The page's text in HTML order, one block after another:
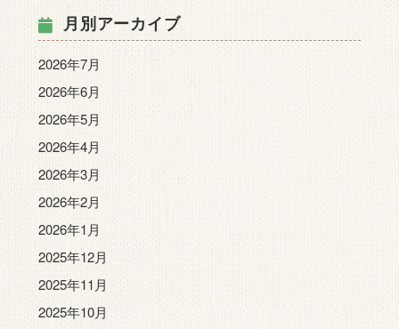
月別アーカイブ
2026年7月
2026年6月
2026年5月
2026年4月
2026年3月
2026年2月
2026年1月
2025年12月
2025年11月
2025年10月